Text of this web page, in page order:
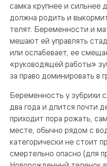
самка крупнее и сильнее
должна родить и
телят. Беременности и
мешают ей управлять
или ослабевает, ее
«руководящей работы»
за право доминировать в
Беременность у зубрихи
два года и длится почти
приходит пора рожать,
месте, обычно рядом с
категорически не стоит
смертельно опасно (для